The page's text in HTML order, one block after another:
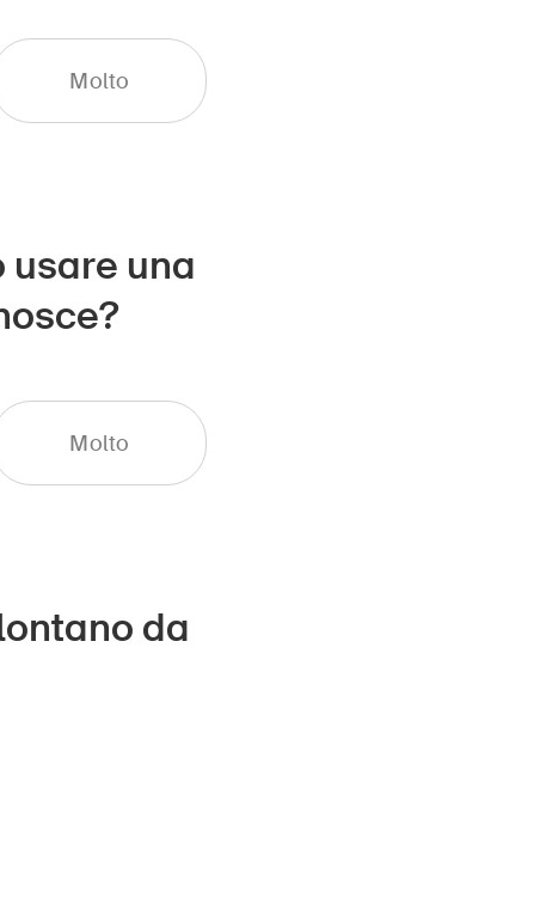
Molto
una
Molto
da